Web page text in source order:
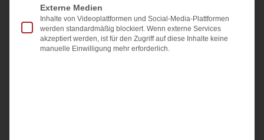
Übergabeprotokoll beim
Immobilienverkauf: was wirklich
Externe Medien
Inhalte von Videoplattformen und Social-Media-Plattformen
werden standardmäßig blockiert. Wenn externe Services
akzeptiert werden, ist für den Zugriff auf diese Inhalte keine
manuelle Einwilligung mehr erforderlich.